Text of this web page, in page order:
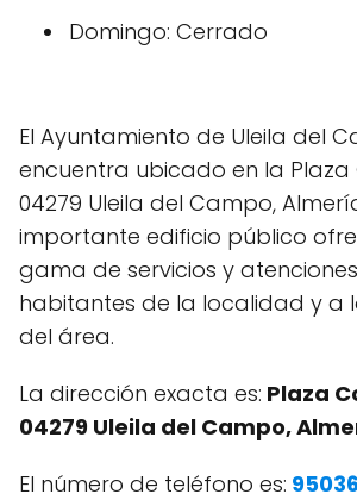
Domingo: Cerrado
El Ayuntamiento de Uleila del
encuentra ubicado en la Plaza
04279 Uleila del Campo,
importante edificio público
gama de servicios y
habitantes de la localidad y a
del área.
La dirección exacta es: Plaza
04279 Uleila del Campo,
El número de teléfono es: